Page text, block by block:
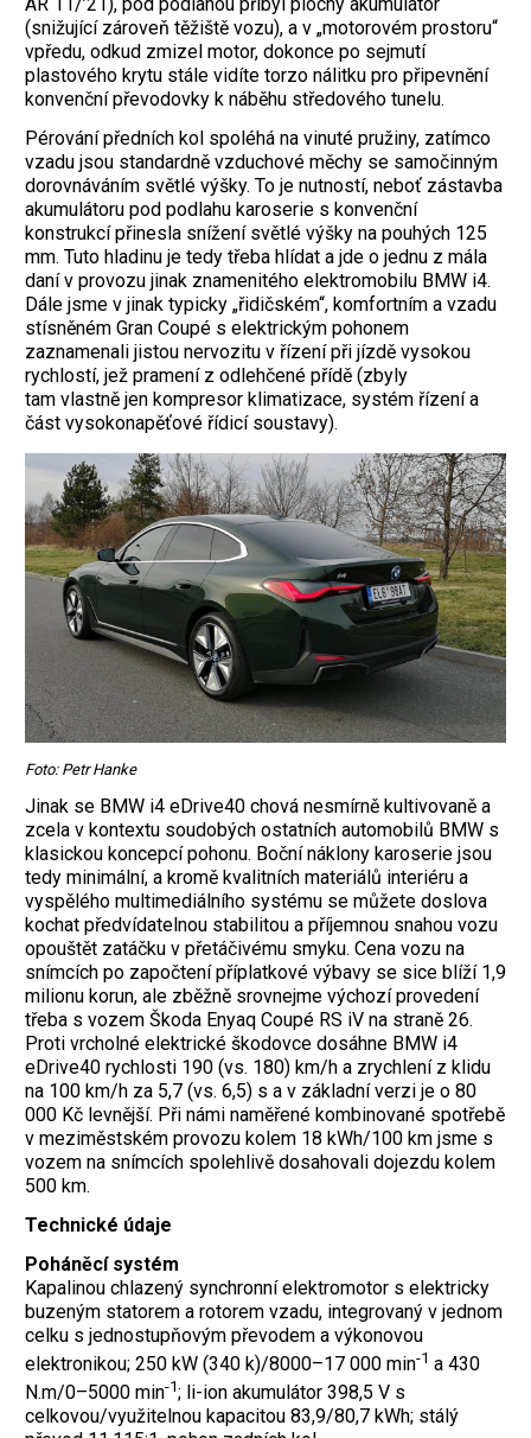
(snižující zároveň těžiště vozu), a v „motorovém prostoru“
vpředu, odkud zmizel motor, dokonce po sejmutí
plastového krytu stále vidíte torzo nálitku pro připevnění
konvenční převodovky k náběhu středového tunelu.
Pérování předních kol spoléhá na vinuté pružiny, zatímco
vzadu jsou standardně vzduchové měchy se samočinným
dorovnáváním světlé výšky. To je nutností, neboť zástavba
akumulátoru pod podlahu karoserie s konvenční
konstrukcí přinesla ­snížení světlé výšky na pouhých 125
mm. Tuto hladinu je tedy třeba hlídat a jde o ­jednu z mála
daní v provozu jinak znamenitého elektromobilu BMW i4.
Dále jsme v jinak typicky „řidičském“, komfortním a vzadu
stísněném Gran Coupé s elektrickým pohonem
zaznamenali jistou nervozitu v řízení při jízdě vysokou
rychlostí, jež pramení z odlehčené přídě (zbyly
tam vlastně jen kompresor klimatizace, systém řízení a
část vysokonapěťové řídicí soustavy).
Foto: Petr Hanke
Jinak se BMW i4 eDrive40 chová nesmírně kultivovaně a
zcela v kontextu soudobých ostatních automobilů BMW s
klasickou koncepcí pohonu. Boční náklony karoserie jsou
tedy minimální, a kromě kvalitních materiálů interiéru a
vyspělého multimediálního systému se můžete doslova
kochat předvídatelnou stabilitou a příjemnou snahou vozu
opouštět zatáčku v přetáčivému smyku. Cena vozu na
snímcích po započtení příplatkové výbavy se sice blíží 1,9
milionu korun, ale zběžně srovnejme výchozí provedení
třeba s vozem Škoda Enyaq Coupé RS iV na straně 26.
Proti vrcholné elektrické škodovce dosáhne BMW i4
eDrive40 rychlosti 190 (vs. 180) km/h a zrychlení z klidu
na 100 km/h za 5,7 (vs. 6,5) s a v základní verzi je o 80
000 Kč levnější. Při námi naměřené kombinované spotřebě
v meziměstském provozu kolem 18 kWh/100 km jsme s
vozem na snímcích spolehlivě dosahovali dojezdu kolem
500 km.
Technické údaje
Poháněcí systém
Kapalinou chlazený synchronní elektromotor s elektricky
buzeným statorem a rotorem vzadu, integrovaný v jednom
celku s jednostupňovým převodem a výkonovou
elektronikou; 250 kW (340 k)/8000–17 000 min-1 a 430
N.m/0–5000 min-1; li-ion akumulátor 398,5 V s
celkovou/využitelnou kapacitou 83,9/80,7 kWh; stálý